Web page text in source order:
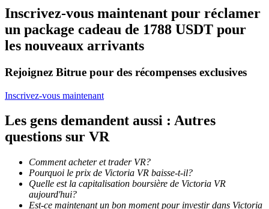
Profitez du partage des bénéfices et des commissions de copy
trading
Analyse de mégadonnées, y compris des informations
commerciales, etc.
Inscrivez-vous maintenant pour réclamer
un package cadeau de 1788 USDT pour
les nouveaux arrivants
Rejoignez Bitrue pour des récompenses exclusives
Inscrivez-vous maintenant
Les gens demandent aussi : Autres
questions sur VR
Comment acheter et trader VR?
Pourquoi le prix de Victoria VR baisse-t-il?
Quelle est la capitalisation boursière de Victoria VR
aujourd'hui?
Est-ce maintenant un bon moment pour investir dans Victoria